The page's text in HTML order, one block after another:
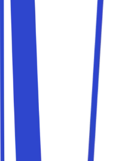
places Parkito sont
quelques minutes.
Parking à proximité
Réservez une place de
della Carta et rejoignez
places Parkito sont
quelques minutes.
Se garer à Amalfi
En été et le week-end,